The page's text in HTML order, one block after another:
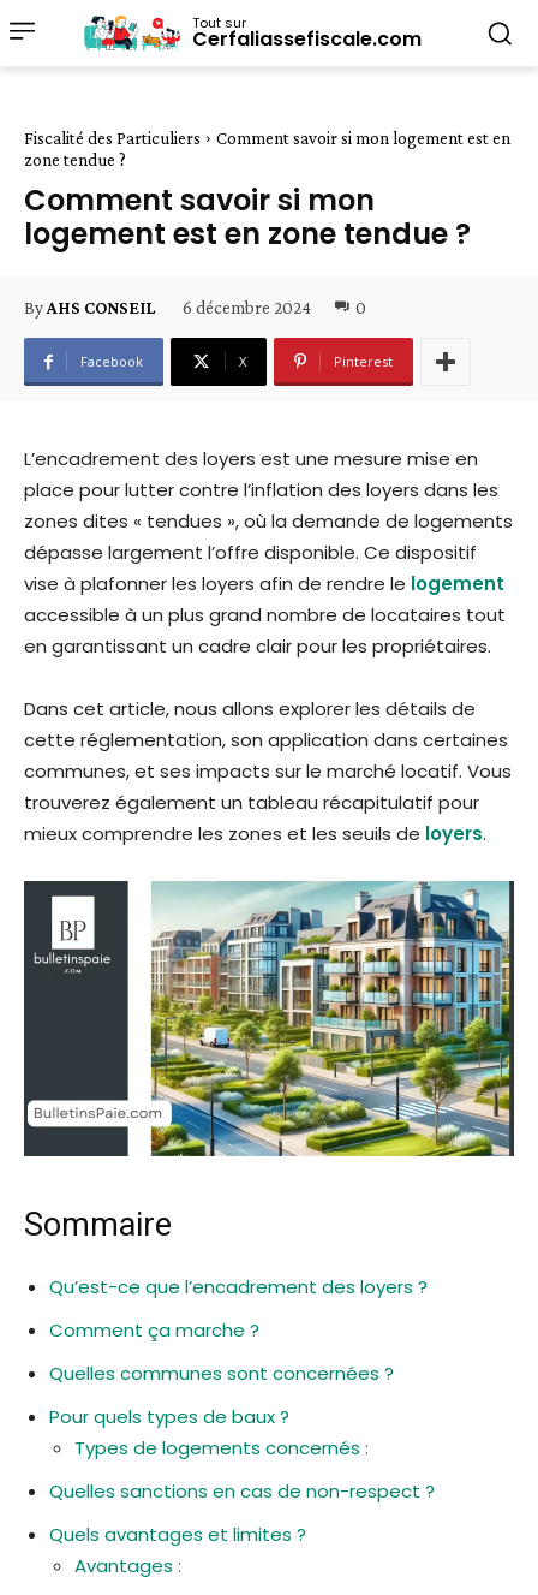
Tout sur
Cerfaliassefiscale.com
Fiscalité des Particuliers
Comment savoir si mon logement est en
zone tendue ?
Comment savoir si mon
logement est en zone tendue ?
ByAHS CONSEIL 6 décembre 2024 0
Facebook X Pinterest
L’encadrement des loyers est une mesure mise en
place pour lutter contre l’inflation des loyers dans les
zones dites « tendues », où la demande de logements
dépasse largement l’offre disponible. Ce dispositif
vise à plafonner les loyers afin de rendre le logement
accessible à un plus grand nombre de locataires tout
en garantissant un cadre clair pour les propriétaires.
Dans cet article, nous allons explorer les détails de
cette réglementation, son application dans certaines
communes, et ses impacts sur le marché locatif. Vous
trouverez également un tableau récapitulatif pour
mieux comprendre les zones et les seuils de loyers.
Sommaire
Qu’est-ce que l’encadrement des loyers ?
Comment ça marche ?
Quelles communes sont concernées ?
Pour quels types de baux ?
Types de logements concernés :
Quelles sanctions en cas de non-respect ?
Quels avantages et limites ?
Avantages :